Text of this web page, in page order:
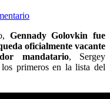
Gennady Golovkin fue
oficialmente vacante
mandatario, Sergey
primeros en la lista del